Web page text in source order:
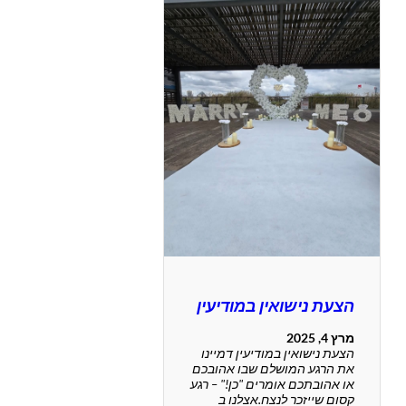
הצעת נישואין במודיעין
מרץ 4, 2025
הצעת נישואין במודיעין דמיינו
את הרגע המושלם שבו אהובכם
או אהובתכם אומרים "כן!" – רגע
קסום שייזכר לנצח.אצלנו ב